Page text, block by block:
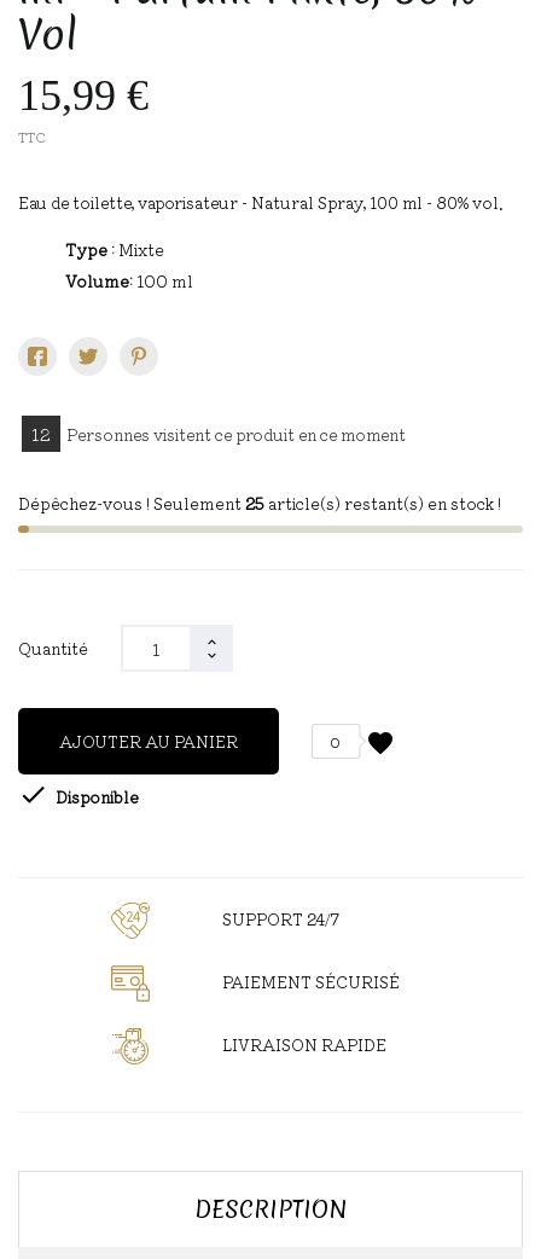
Vol
15,99 €
TTC
Eau de toilette, vaporisateur - Natural Spray, 100 ml - 80% vol.
Type : Mixte
Volume: 100 ml
12 Personnes visitent ce produit en ce moment
Dépêchez-vous ! Seulement25 article(s) restant(s) en stock !
Quantité
AJOUTER AU PANIER favorite
0
 Disponible
SUPPORT 24/7
PAIEMENT SÉCURISÉ
LIVRAISON RAPIDE
DESCRIPTION